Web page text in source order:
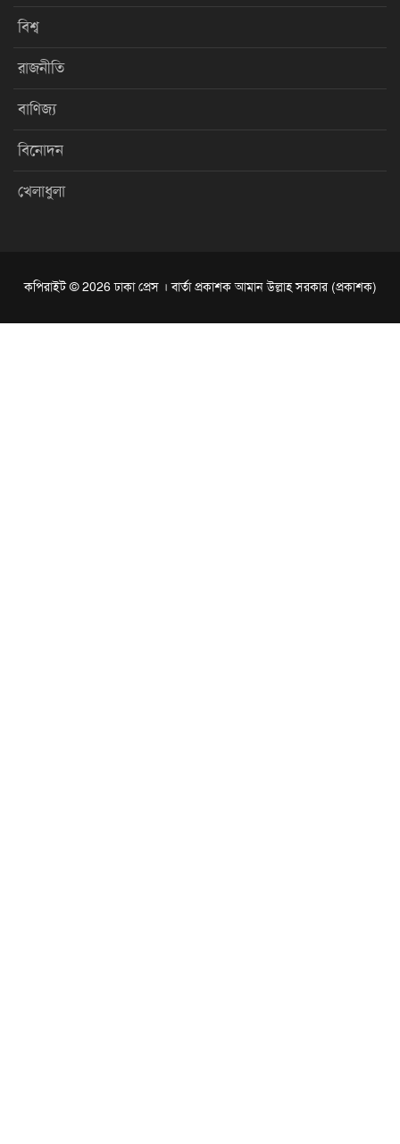
বিশ্ব
রাজনীতি
বাণিজ্য
বিনোদন
খেলাধুলা
কপিরাইট © 2026 ঢাকা প্রেস । বার্তা প্রকাশক আমান উল্লাহ সরকার (প্রকাশক)